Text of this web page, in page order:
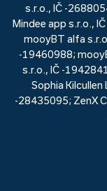
s.r.o., IČ -
Mindee app s.r.o.,
mooyBT alfa
-19460988;
s.r.o., IČ -
Sophia Kilcullen
-28435095; ZenX